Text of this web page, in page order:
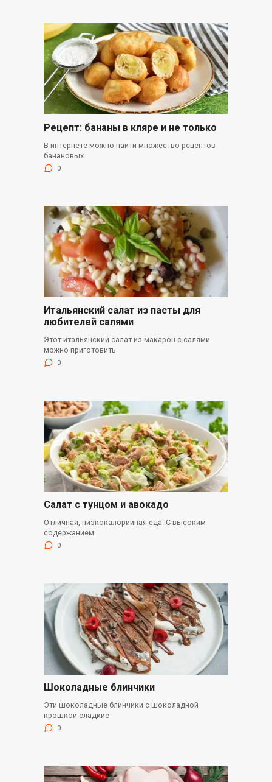
Рецепт: бананы в кляре и не только
В интернете можно найти множество рецептов
банановых
0
Итальянский салат из пасты для
любителей салями
Этот итальянский салат из макарон с салями
можно приготовить
0
Салат с тунцом и авокадо
Отличная, низкокалорийная еда. С высоким
содержанием
0
Шоколадные блинчики
Эти шоколадные блинчики с шоколадной
крошкой сладкие
0